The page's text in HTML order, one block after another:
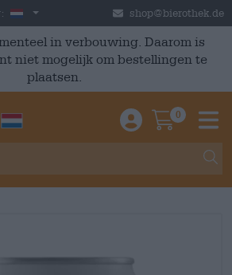
Nederland shop@bierothek.de
in verbouwing. Daarom is
niet mogelijk om bestellingen te
plaatsen.
Einloggen /
0